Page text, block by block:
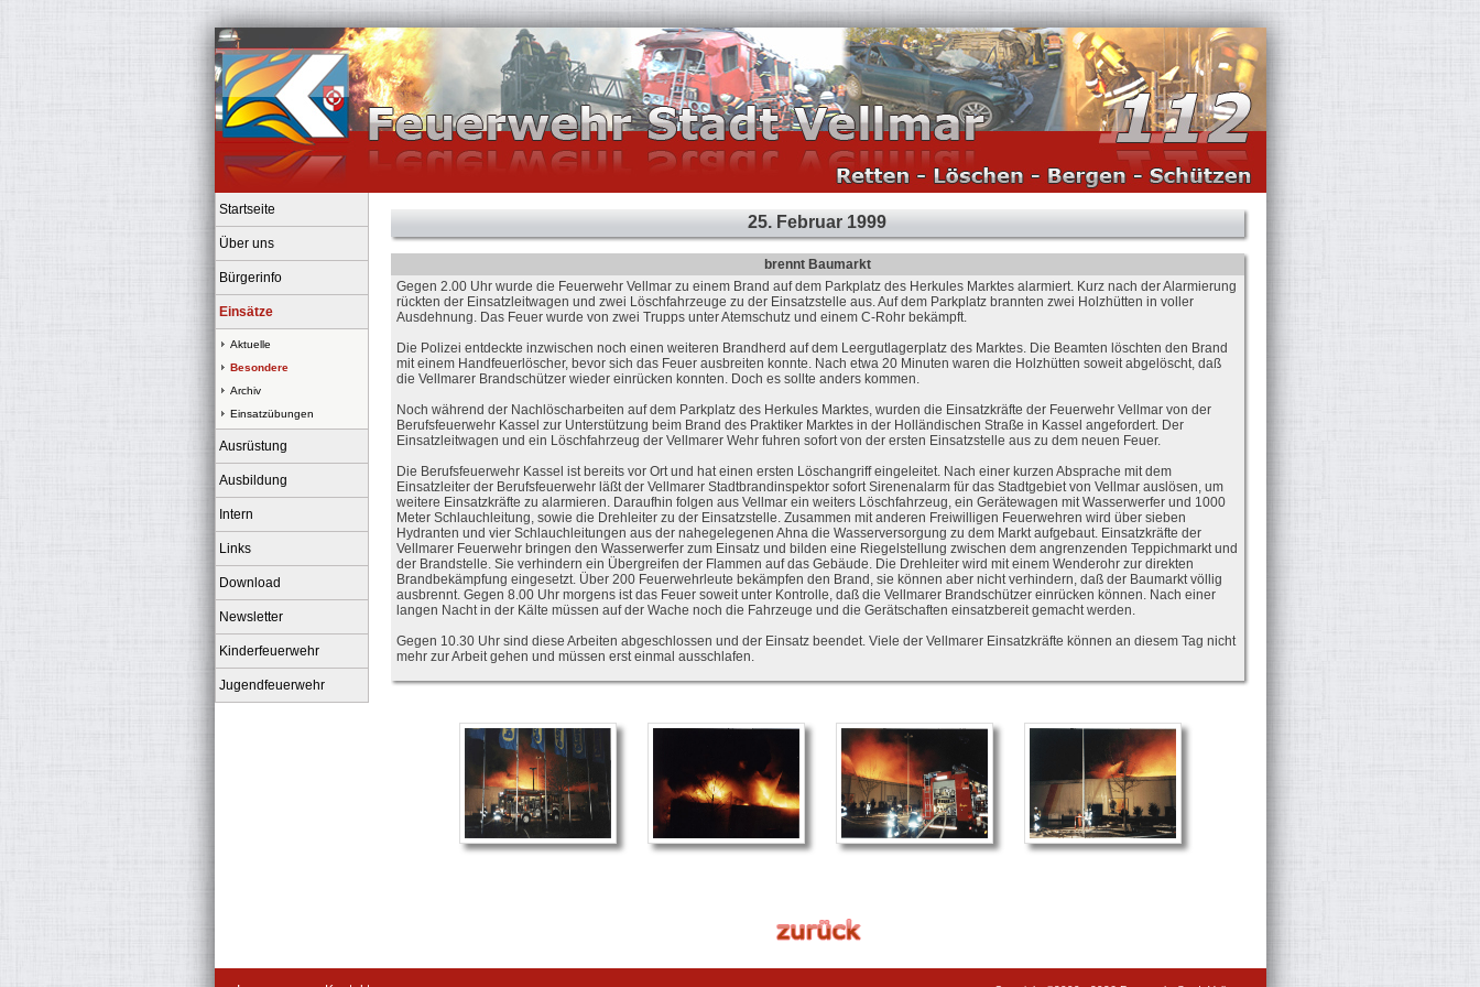
Startseite
Über uns
Bürgerinfo
Einsätze
Aktuelle
Besondere
Archiv
Einsatzübungen
Ausrüstung
Ausbildung
Intern
Links
Download
Newsletter
Kinderfeuerwehr
Jugendfeuerwehr
25. Februar 1999
brennt Baumarkt
Gegen 2.00 Uhr wurde die Feuerwehr Vellmar zu einem Brand auf dem Parkplatz des Herkules Marktes alarmiert. Kurz nach der Alarmierung
rückten der Einsatzleitwagen und zwei Löschfahrzeuge zu der Einsatzstelle aus. Auf dem Parkplatz brannten zwei Holzhütten in voller
Ausdehnung. Das Feuer wurde von zwei Trupps unter Atemschutz und einem C-Rohr bekämpft.
Die Polizei entdeckte inzwischen noch einen weiteren Brandherd auf dem Leergutlagerplatz des Marktes. Die Beamten löschten den Brand
mit einem Handfeuerlöscher, bevor sich das Feuer ausbreiten konnte. Nach etwa 20 Minuten waren die Holzhütten soweit abgelöscht, daß
die Vellmarer Brandschützer wieder einrücken konnten. Doch es sollte anders kommen.
Noch während der Nachlöscharbeiten auf dem Parkplatz des Herkules Marktes, wurden die Einsatzkräfte der Feuerwehr Vellmar von der
Berufsfeuerwehr Kassel zur Unterstützung beim Brand des Praktiker Marktes in der Holländischen Straße in Kassel angefordert. Der
Einsatzleitwagen und ein Löschfahrzeug der Vellmarer Wehr fuhren sofort von der ersten Einsatzstelle aus zu dem neuen Feuer.
Die Berufsfeuerwehr Kassel ist bereits vor Ort und hat einen ersten Löschangriff eingeleitet. Nach einer kurzen Absprache mit dem
Einsatzleiter der Berufsfeuerwehr läßt der Vellmarer Stadtbrandinspektor sofort Sirenenalarm für das Stadtgebiet von Vellmar auslösen, um
weitere Einsatzkräfte zu alarmieren. Daraufhin folgen aus Vellmar ein weiters Löschfahrzeug, ein Gerätewagen mit Wasserwerfer und 1000
Meter Schlauchleitung, sowie die Drehleiter zu der Einsatzstelle. Zusammen mit anderen Freiwilligen Feuerwehren wird über sieben
Hydranten und vier Schlauchleitungen aus der nahegelegenen Ahna die Wasserversorgung zu dem Markt aufgebaut. Einsatzkräfte der
Vellmarer Feuerwehr bringen den Wasserwerfer zum Einsatz und bilden eine Riegelstellung zwischen dem angrenzenden Teppichmarkt und
der Brandstelle. Sie verhindern ein Übergreifen der Flammen auf das Gebäude. Die Drehleiter wird mit einem Wenderohr zur direkten
Brandbekämpfung eingesetzt. Über 200 Feuerwehrleute bekämpfen den Brand, sie können aber nicht verhindern, daß der Baumarkt völlig
ausbrennt. Gegen 8.00 Uhr morgens ist das Feuer soweit unter Kontrolle, daß die Vellmarer Brandschützer einrücken können. Nach einer
langen Nacht in der Kälte müssen auf der Wache noch die Fahrzeuge und die Gerätschaften einsatzbereit gemacht werden.
Gegen 10.30 Uhr sind diese Arbeiten abgeschlossen und der Einsatz beendet. Viele der Vellmarer Einsatzkräfte können an diesem Tag nicht
mehr zur Arbeit gehen und müssen erst einmal ausschlafen.